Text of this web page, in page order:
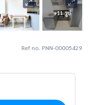
+11 รูป
Ref no. PNN-00005429